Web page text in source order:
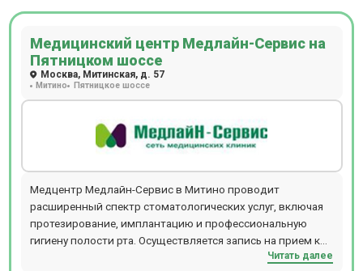
Медицинский центр Медлайн-Сервис на
Пятницком шоссе
Москва, Митинская, д. 57
Митино Пятницкое шоссе
Медцентр Медлайн-Сервис в Митино проводит
расширенный спектр стоматологических услуг, включая
протезирование, имплантацию и профессиональную
гигиену полости рта. Осуществляется запись на прием к
хирургу, кардиологу, косметологу, урологу, гинекологу.
Читать далее